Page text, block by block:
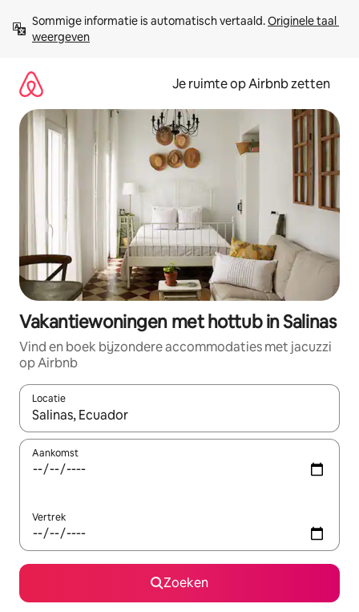
direct
naar
Sommige informatie is automatisch vertaald. Originele taal
weergeven
Je ruimte op Airbnb zetten
Vakantiewoningen met hottub in Salinas
Vind en boek bijzondere accommodaties met jacuzzi
op Airbnb
Locatie
Wanneer er suggesties beschikbaar zijn, maak je een keuze
Aankomst
Vertrek
Zoeken